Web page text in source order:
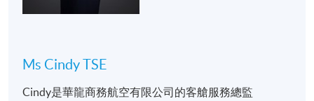
粤語
報名代碼
Ms Cindy TSE
Cindy是華龍商務航空有限公司的客艙服務總監